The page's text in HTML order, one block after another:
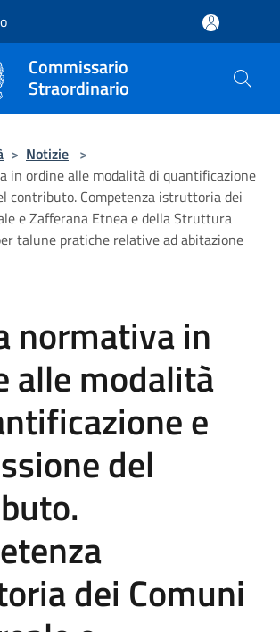
Commissario
Straordinario
> Notizie >
in ordine alle modalità di quantificazione
contributo. Competenza istruttoria dei
e Zafferana Etnea e della Struttura
talune pratiche relative ad abitazione
normativa in
alle modalità
e
del
dei Comuni